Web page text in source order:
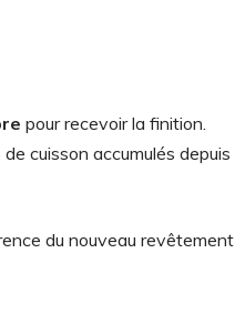
pour recevoir la finition.
cuisson accumulés depuis
du nouveau revêtement